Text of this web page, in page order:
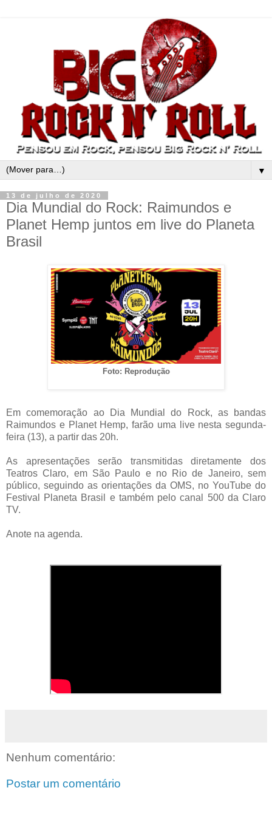
▼
13 de julho de 2020
Dia Mundial do Rock: Raimundos e
Planet Hemp juntos em live do Planeta
Brasil
Foto: Reprodução
Em comemoração ao Dia Mundial do Rock, as bandas
Raimundos e Planet Hemp, farão uma live nesta segunda-
feira (13), a partir das 20h.
As apresentações serão transmitidas diretamente dos
Teatros Claro, em São Paulo e no Rio de Janeiro, sem
público, seguindo as orientações da OMS, no YouTube do
Festival Planeta Brasil e também pelo canal 500 da Claro
TV.
Anote na agenda.
Nenhum comentário:
Postar um comentário